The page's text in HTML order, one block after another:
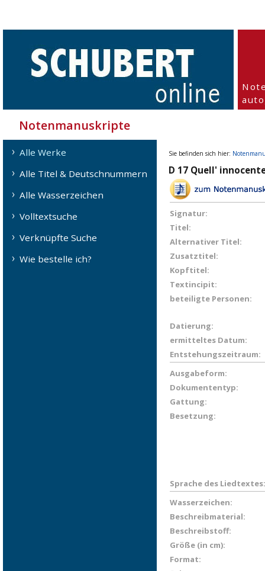
Notenmanuskripte
Alle Werke
Alle Titel & Deutschnummern
Alle Wasserzeichen
Volltextsuche
Verknüpfte Suche
Wie bestelle ich?
Sie befinden sich hier:
D 17 Quell'
Signatur:
Titel:
Alternativer Titel:
Zusatztitel:
Kopftitel:
Textincipit:
beteiligte Personen:
Datierung:
ermitteltes Datum:
Entstehungszeitraum:
Ausgabeform:
Dokumententyp:
Gattung:
Besetzung:
Sprache des Liedtextes:
Wasserzeichen:
Beschreibmaterial:
Beschreibstoff:
Größe (in cm):
Format: